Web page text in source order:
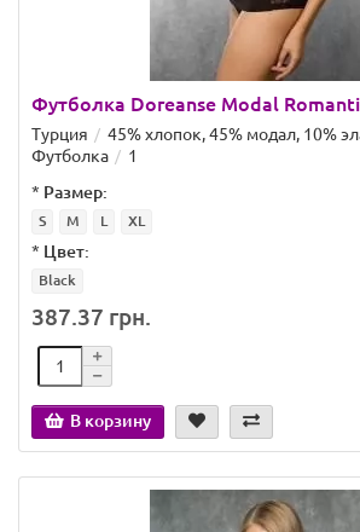
Футболка Doreanse Modal
Турция
45% хлопок, 45% модал, 10%
Футболка
1
* Размер:
S M L XL
* Цвет:
Black
387.37 грн.
В корзину